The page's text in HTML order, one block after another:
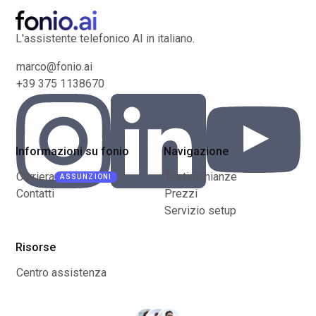
L'assistente telefonico AI in italiano.
marco@fonio.ai
+39 375 1138670
Navigazione
Testimonianze
Prezzi
Servizio setup
Informazioni su fonio
Carriera
ASSUNZIONI
Contatti
Risorse
Centro assistenza